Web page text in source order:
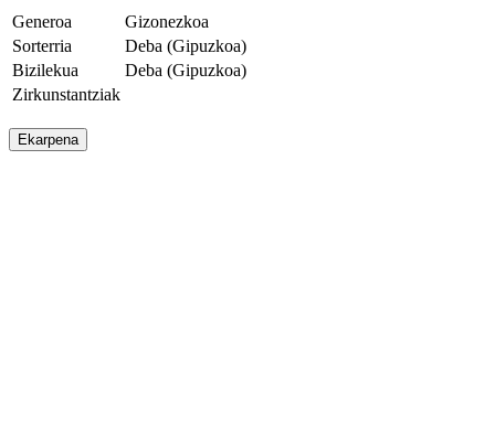
Generoa
Gizonezkoa
Sorterria
Deba (Gipuzkoa)
Bizilekua
Deba (Gipuzkoa)
Zirkunstantziak